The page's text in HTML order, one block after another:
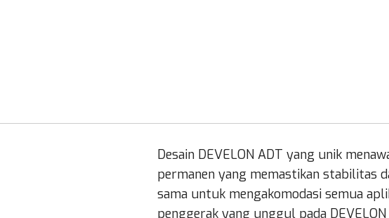
Desain DEVELON ADT yang unik
permanen yang memastikan stabilitas
sama untuk mengakomodasi semua
penggerak yang unggul pada